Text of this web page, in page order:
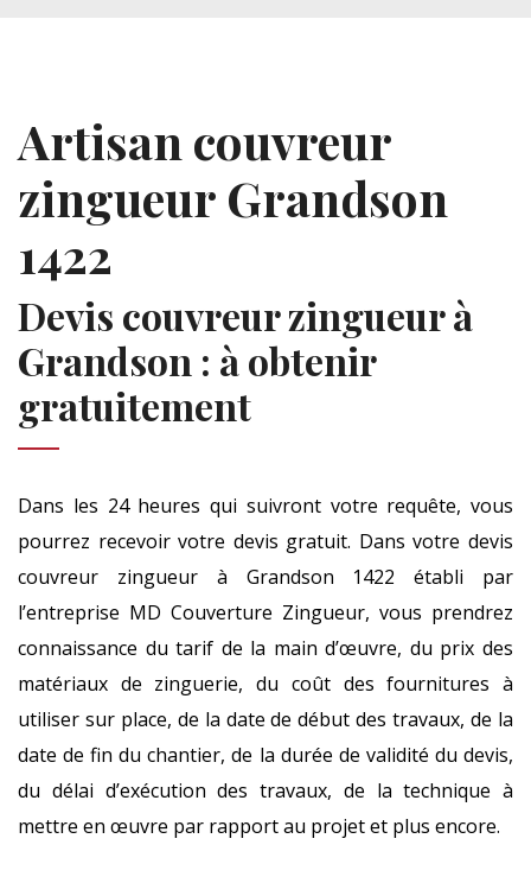
Artisan couvreur
zingueur Grandson
1422
Devis couvreur zingueur à
Grandson : à obtenir
gratuitement
Dans les 24 heures qui suivront votre requête, vous
pourrez recevoir votre devis gratuit. Dans votre devis
couvreur zingueur à Grandson 1422 établi par
l’entreprise MD Couverture Zingueur, vous prendrez
connaissance du tarif de la main d’œuvre, du prix des
matériaux de zinguerie, du coût des fournitures à
utiliser sur place, de la date de début des travaux, de la
date de fin du chantier, de la durée de validité du devis,
du délai d’exécution des travaux, de la technique à
mettre en œuvre par rapport au projet et plus encore.